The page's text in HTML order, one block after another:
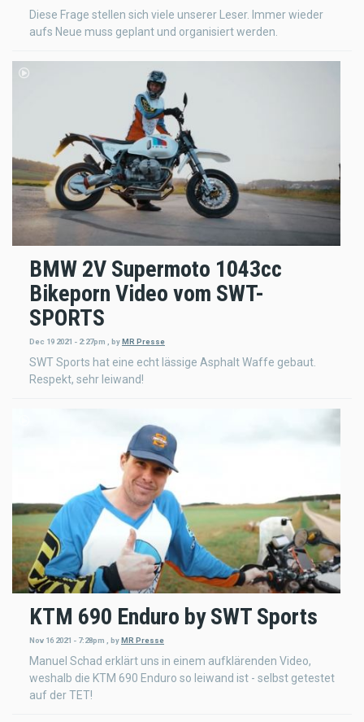
Diese Frage stellen sich viele unserer Leser. Immer wieder
aufs Neue muss geplant und organisiert werden.
BMW 2V Supermoto 1043cc
Bikeporn Video vom SWT-
SPORTS
Dec 19 2021 - 2:27pm , byMR Presse
SWT Sports hat eine echt lässige Asphalt Waffe gebaut.
Respekt, sehr leiwand!
KTM 690 Enduro by SWT Sports
Nov 16 2021 - 7:28pm , by MR Presse
Manuel Schad erklärt uns in einem aufklärenden Video,
weshalb die KTM 690 Enduro so leiwand ist - selbst getestet
auf der TET!